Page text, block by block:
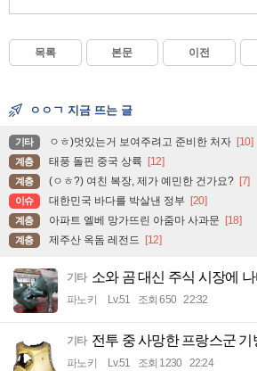
목록 본문 이전
ㅇㅇㄱ 지금 뜨는 글
기타 ㅇㅎ)멋있는거 보여주려고 준비한 처자 [10]
계층 태풍 돌핀 중국 상륙 [12]
계층 (ㅇㅎ?) 여친 복장, 제가 예민한 건가요? [7]
이슈 대한민국 바다를 박살낸 정부 [20]
계층 아파트 엘베 망가뜨린 아줌마 사과문 [18]
계층 제주산 옥돔 레전드 [12]
기타 소와 곰 대신 주식 시장에
파노키 Lv.51 조회 650 22:32
기타 전투 중 사망한 프랑스군 기
파노키 Lv.51 조회 1230 22:24